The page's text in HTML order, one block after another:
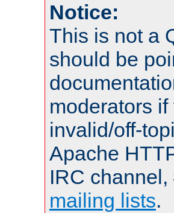
Notice:
This is not a
should be
moderators
invalid/off-
Apache
IRC
mailing lists.